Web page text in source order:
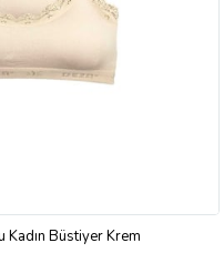
Kadın Büstiyer Krem